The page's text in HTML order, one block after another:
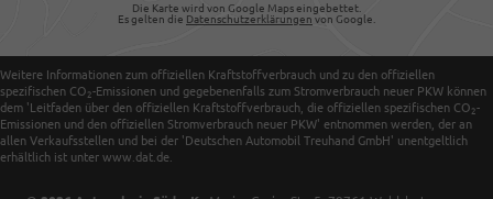
Die Karte wird von Google Maps eingebettet.
Es gelten die Datenschutzerklärungen von Google.
Weitere Informationen zum offiziellen Kraftstoffverbrauch und zu den offiziellen
spezifischen CO 2-Emissionen und gegebenenfalls zum Stromverbrauch neuer PKW können
dem 'Leitfaden über den offiziellen Kraftstoffverbrauch, die offiziellen spezifischen CO 2-
Emissionen und den offiziellen Stromverbrauch neuer PKW' entnommen werden, der an
allen Verkaufsstellen und bei der 'Deutschen Automobil Treuhand GmbH' unentgeltlich
erhältlich ist unter www.dat.de.